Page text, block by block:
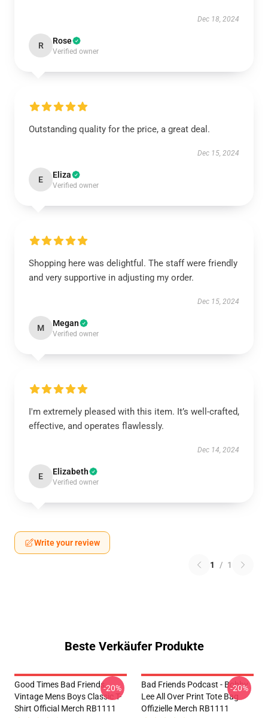
Dec 18, 2024
R Rose
Verified owner
Outstanding quality for the price, a great deal.
Dec 15, 2024
E Eliza
Verified owner
Shopping here was delightful. The staff were friendly
and very supportive in adjusting my order.
Dec 15, 2024
M Megan
Verified owner
I'm extremely pleased with this item. It’s well-crafted,
effective, and operates flawlessly.
Dec 14, 2024
E Elizabeth
Verified owner
Write your review
1 / 1
Beste Verkäufer Produkte
Good Times Bad Friends
Vintage Mens Boys Classic T-
Shirt Official Merch RB1111
-20%
Bad Friends Podcast - Bobby
Lee All Over Print Tote Bag
Offizielle Merch RB1111
-20%